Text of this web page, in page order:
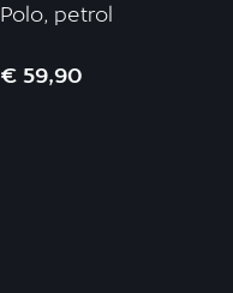
Polo, petrol
€ 59,90